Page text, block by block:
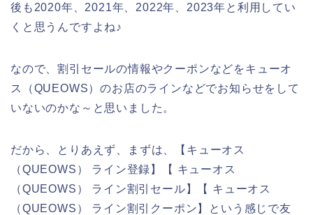
後も2020年、2021年、2022年、2023年と利用してい
くと思うんですよね♪
なので、割引セールの情報やクーポンなどをキューオ
ス（QUEOWS）のお店のラインなどでお知らせをして
いないのかな～と思いました。
だから、とりあえず、まずは、【キューオス
（QUEOWS） ライン登録】【 キューオス
（QUEOWS） ライン割引セール】【 キューオス
（QUEOWS） ライン割引クーポン】という感じで友